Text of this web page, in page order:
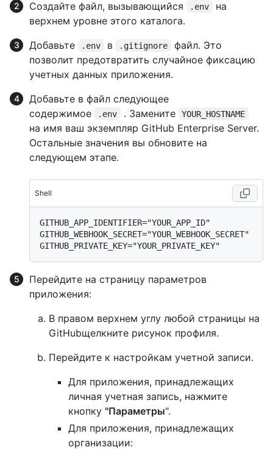
Создайте файл, вызывающийся .env
на
верхнем уровне этого каталога.
Добавьте
.env в .gitignore
файл. Это
позволит предотвратить случайное фиксацию
учетных данных приложения.
Добавьте в файл следующее
содержимое
.env . Замените YOUR_HOSTNAME
на имя ваш экземпляр GitHub Enterprise Server.
Остальные значения вы обновите на
следующем этапе.
Shell
GITHUB_APP_IDENTIFIER="YOUR_APP_ID"
GITHUB_WEBHOOK_SECRET="YOUR_WEBHOOK_SECRET"
Перейдите на страницу параметров
приложения:
В правом верхнем углу любой страницы на
GitHubщелкните рисунок профиля.
Перейдите к настройкам учетной записи.
Для приложения, принадлежащих
личная учетная запись, нажмите
кнопку "Параметры".
Для приложения, принадлежащих
организации: